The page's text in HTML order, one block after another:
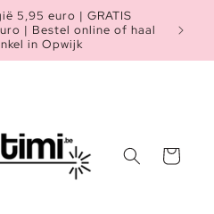
5,95 euro | GRATIS
| Bestel online of haal
in Opwijk
Heb je
Winkelwagen